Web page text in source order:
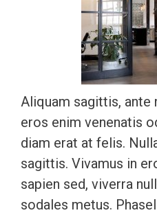
Aliquam sagittis,
eros enim venenatis
diam erat at felis.
sagittis. Vivamus in
sapien sed, viverra
sodales metus.